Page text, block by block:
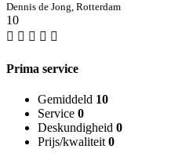
Dennis de Jong, Rotterdam
10
Prima service
Gemiddeld 10
Service 0
Deskundigheid 0
Prijs/kwaliteit 0